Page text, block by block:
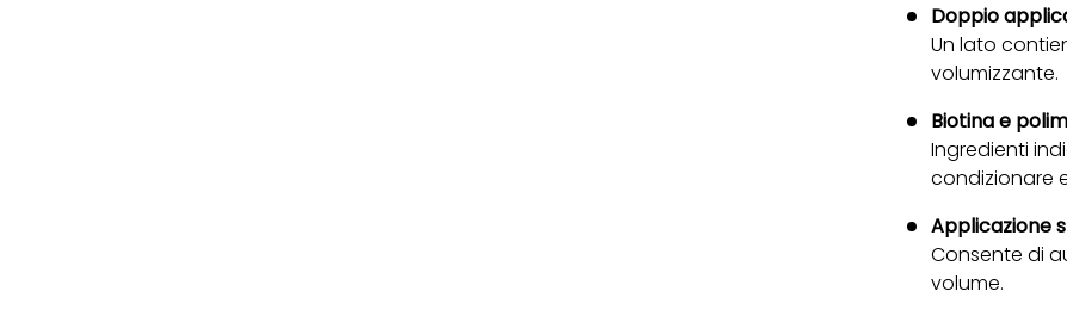
Doppio
Un lato
volumizzante.
Biotina e
Ingredienti
condizionare
Applicazione
Consente di
volume.